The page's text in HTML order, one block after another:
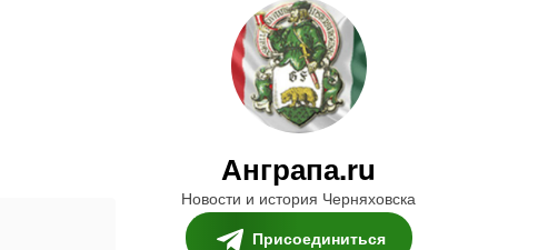
Анграпа.ru
Новости и история Черняховска
Присоединиться